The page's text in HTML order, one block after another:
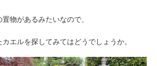
物があるみたいなので、
エルを探してみてはどうでしょうか。